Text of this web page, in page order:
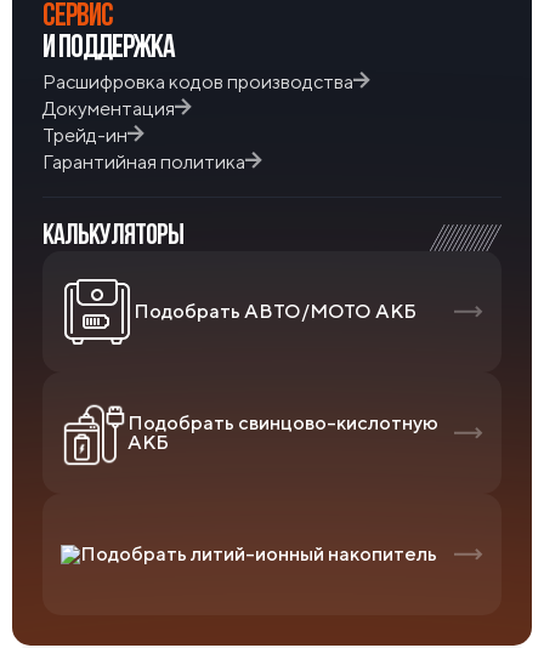
СЕРВИС
И ПОДДЕРЖКА
Расшифровка кодов производства
Документация
Трейд-ин
Гарантийная политика
КАЛЬКУЛЯТОРЫ
Подобрать АВТО/МОТО АКБ
Подобрать свинцово-кислотную
АКБ
Подобрать литий-ионный накопитель